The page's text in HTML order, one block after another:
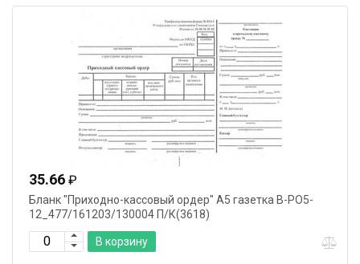
35.66 ₽
Бланк "Приходно-кассовый ордер" А5 газетка В-РО5-
12_477/161203/130004 П/К(3618)
В корзину